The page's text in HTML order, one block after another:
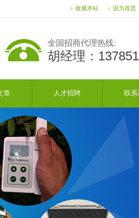
收藏本站 设为首页
全国招商代理热线:
胡经理：
章 人才招聘 联系